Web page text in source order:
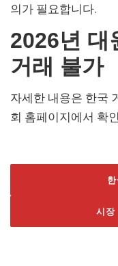
의가 필요합니다.
2026년 대
거래 불가
자세한 내용은 한국
회 홈페이지에서 확
시장